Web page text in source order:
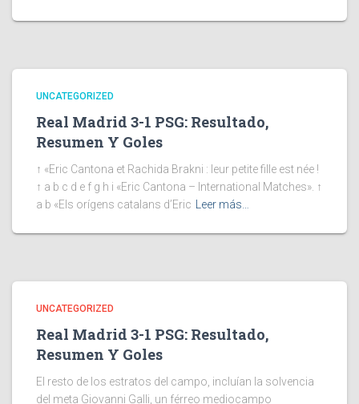
UNCATEGORIZED
Real Madrid 3-1 PSG: Resultado,
Resumen Y Goles
↑ «Eric Cantona et Rachida Brakni : leur petite fille est née !
↑ a b c d e f g h i «Eric Cantona – International Matches». ↑
a b «Els orígens catalans d’Eric
Leer más…
UNCATEGORIZED
Real Madrid 3-1 PSG: Resultado,
Resumen Y Goles
El resto de los estratos del campo, incluían la solvencia
del meta Giovanni Galli, un férreo mediocampo